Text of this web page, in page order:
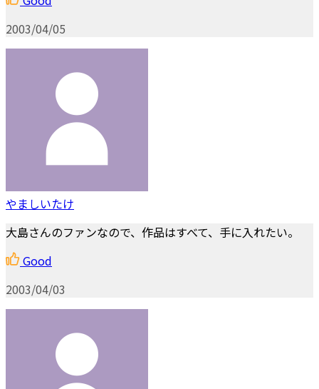
2003/04/05
やましいたけ
大島さんのファンなので、作品はすべて、手に入れたい。
Good
2003/04/03